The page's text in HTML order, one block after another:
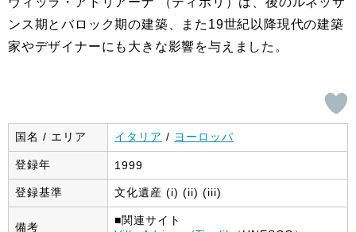
ンス期とバロック期の建築、また19世紀以降現代の建築
家やデザイナーにも大きな影響を与えました。
国名 / エリア イタリア / ヨーロッパ
登録年 1999
登録基準 文化遺産 (i) (ii) (iii)
備考
■関連サイト